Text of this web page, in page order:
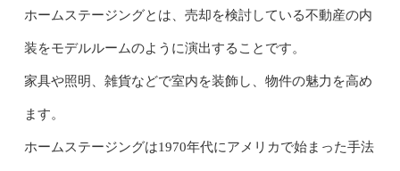
ホームステージングとは、売却を検討している不動産の内
装をモデルルームのように演出することです。
家具や照明、雑貨などで室内を装飾し、物件の魅力を高め
ます。
ホームステージングは1970年代にアメリカで始まった手法